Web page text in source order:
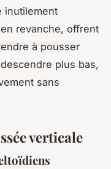
inutilement
revanche, offrent
à pousser
plus bas,
sans
verticale